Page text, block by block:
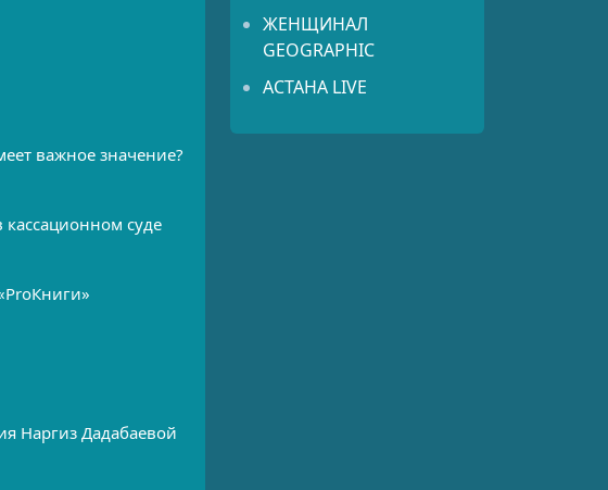
важное значение?
суде
Наргиз Дадабаевой
ЖЕНЩИНАЛ
GEOGRAPHIC
АСТАНА LIVE